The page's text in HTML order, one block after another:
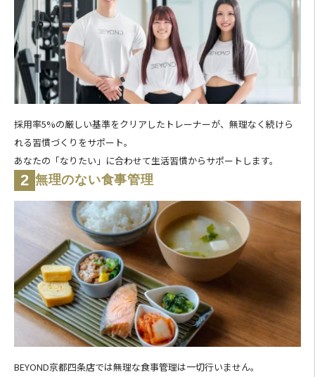
採用率5%の厳しい基準をクリアしたトレーナーが、無理なく続けら
れる習慣づくりをサポート。
あなたの「なりたい」に合わせて生活習慣からサポートします。
2 無理のない食事管理
BEYOND京都四条店では無理な食事管理は一切行いません。